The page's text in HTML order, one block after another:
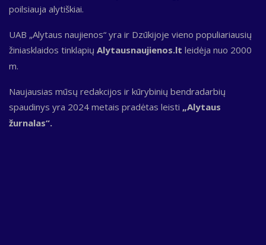
poilsiauja alytiškiai.
UAB „Alytaus naujienos“ yra ir Dzūkijoje vieno populiariausių
žiniasklaidos tinklapių Alytausnaujienos.lt leidėja nuo 2000
m.
Naujausias mūsų redakcijos ir kūrybinių bendradarbių
spaudinys yra 2024 metais pradėtas leisti „Alytaus
žurnalas“.